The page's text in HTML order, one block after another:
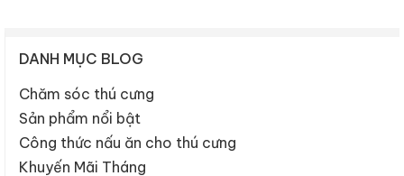
DANH MỤC BLOG
Chăm sóc thú cưng
Sản phẩm nổi bật
Công thức nấu ăn cho thú cưng
Khuyến Mãi Tháng